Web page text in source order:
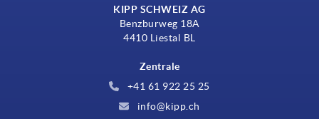
KIPP SCHWEIZ AG
Benzburweg 18A
4410 Liestal BL
Zentrale
+41 61 922 25 25
info@kipp.ch